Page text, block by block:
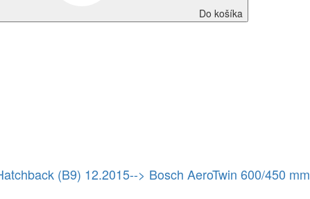
Do košíka
(B9) 12.2015--> Bosch AeroTwin 600/450 mm